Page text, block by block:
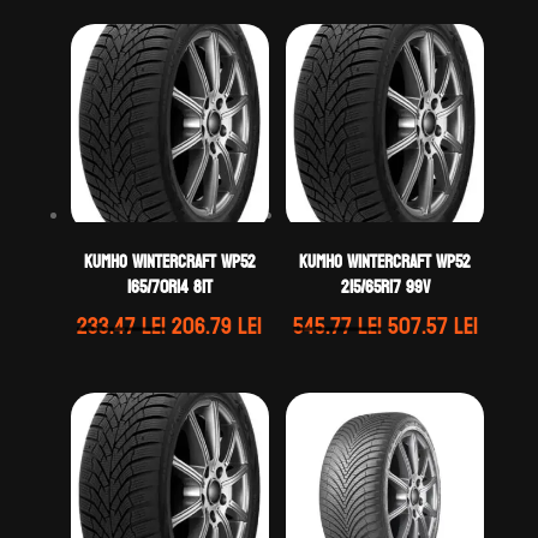
Kumho WINTERCRAFT WP52
165/70R14 81T
233.47leiPrețul
a
fost:
233.47 lei.
206.79leiPrețul
este:
206.79 lei.
Kumho WINTERCRAFT WP52
215/65R17 99V
545.77leiPrețul
a
fost:
545.77 lei.
507.57leiPrețul
este: